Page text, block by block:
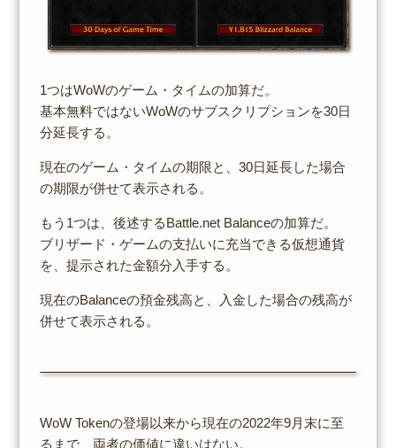
1つはWoWのゲーム・タイムの加算だ。
基本無料ではないWoWのサブスクリプションを30日
分延長する。
現在のゲーム・タイムの期限と、30日延長した場合
の期限が併せて表示される。
もう1つは、後述するBattle.net Balanceの加算だ。
ブリザード・ゲームの支払いに充当できる仮想通貨
を、提示された金額分入手する。
現在のBalanceの預金残高と、入金した場合の残高が
併せて表示される。
WoW Tokenの登場以来から現在の2022年9月末に至
るまで、両者の価値に違いはない。